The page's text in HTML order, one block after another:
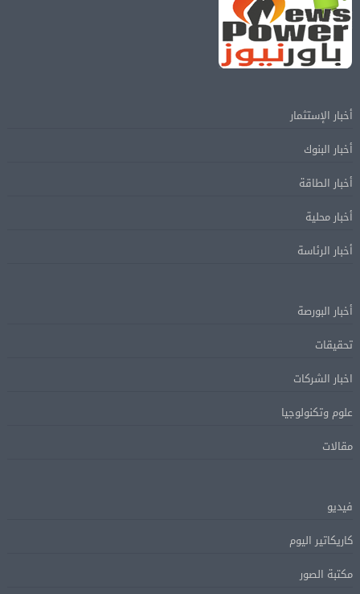
أخبار الإستثمار
أخبار البنوك
أخبار الطاقة
أخبار محلية
أخبار الرئاسة
أخبار البورصة
تحقيقات
اخبار الشركات
علوم وتكنولوجيا
مقالات
فيديو
كاريكاتير اليوم
مكتبة الصور